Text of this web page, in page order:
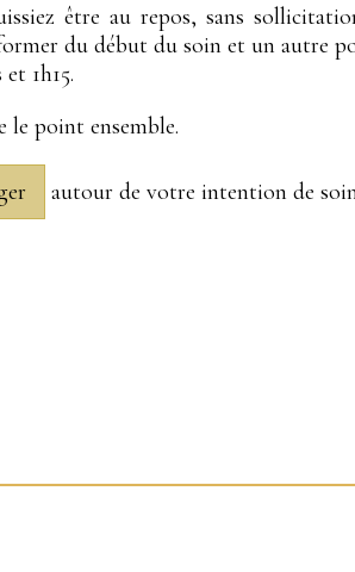
être au repos, sans
du début du soin et un autre
1h15.
le point ensemble.
autour de votre intention de